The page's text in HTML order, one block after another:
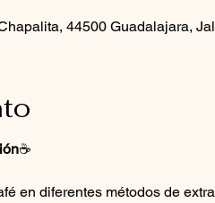
44500 Guadalajara,
☕
en diferentes métodos de